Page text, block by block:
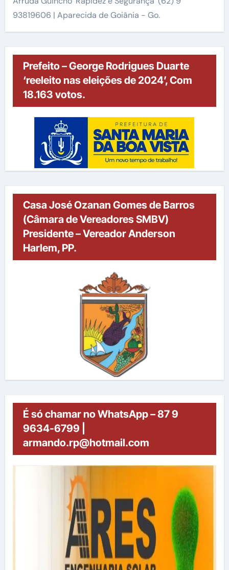
93819606 | Aparecida de Goiânia - Go.
Prefeito – George Rodrigues Duarte
‘reeleito nas eleições de 2024’, Com
18.163 votos.
Casa José Ozanan Gomes de Barros
(Câmara de Vereadores SMBV)
Presidente – Vereador Anderson
Harlem, PP.
É só chamar no WhatsApp – 87 9
9634-6799 |
armando.rp@hotmail.com